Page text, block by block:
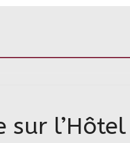
sur